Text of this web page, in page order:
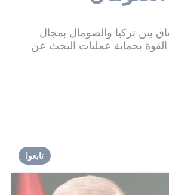
بين تركيا والصومال بمجال
بحماية عمليات البحث عن
تابعوا